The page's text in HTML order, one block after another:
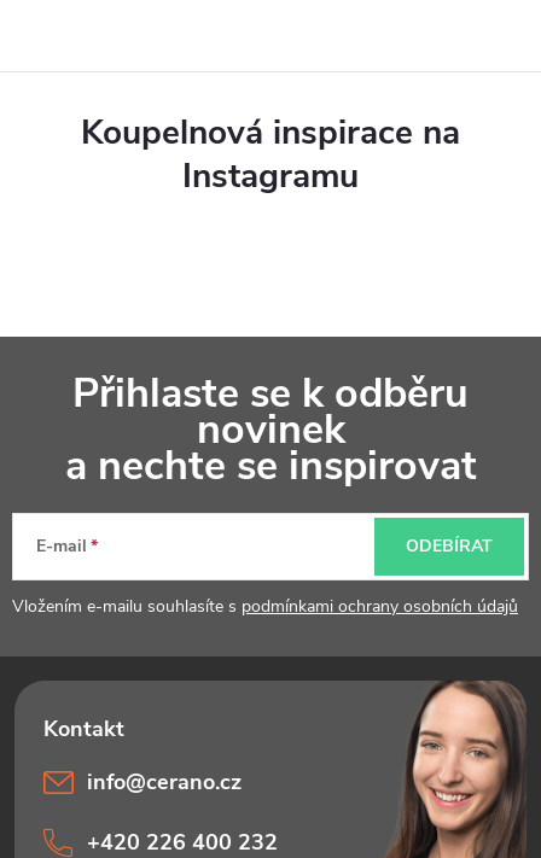
k
s
Koupelnová inspirace na
Instagramu
a
Přihlaste se k odběru
novinek
a nechte se inspirovat
E-mail
Vložením e-mailu souhlasíte s podmínkami ochrany osobních údajů
ODEBÍRAT
info@cerano.cz
+420 226 400 232